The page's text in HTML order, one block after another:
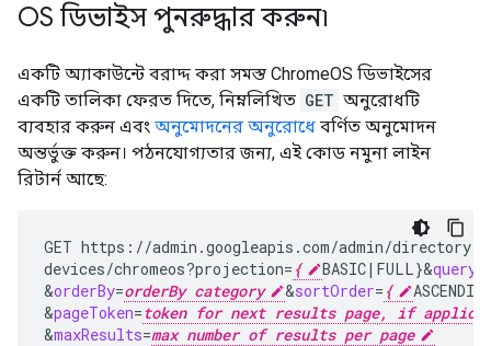
OS ডিভাইস পুনরুদ্ধার করুন৷
একটি অ্যাকাউন্টে বরাদ্দ করা সমস্ত ChromeOS ডিভাইসের
একটি তালিকা ফেরত দিতে, নিম্নলিখিত GET অনুরোধটি
ব্যবহার করুন এবং অনুমোদনের অনুরোধে বর্ণিত অনুমোদন
অন্তর্ভুক্ত করুন। পঠনযোগ্যতার জন্য, এই কোড নমুনা লাইন
রিটার্ন আছে:
GET https://admin.googleapis.com/admin/directory/
devices/chromeos?projection= { BASIC| FULL}&query
&orderBy=orderBy category &sortOrder= {
&pageToken=token for next results page, if
&maxResults=max number of results per page